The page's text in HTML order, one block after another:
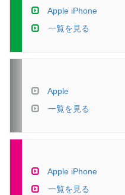
Apple iPhone
一覧を見る
Apple
一覧を見る
Apple iPhone
一覧を見る